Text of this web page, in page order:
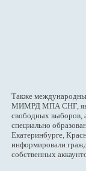
Также
МИМРД МПА СНГ,
свободных выборов,
специально
Екатеринбурге,
информировали
собственных